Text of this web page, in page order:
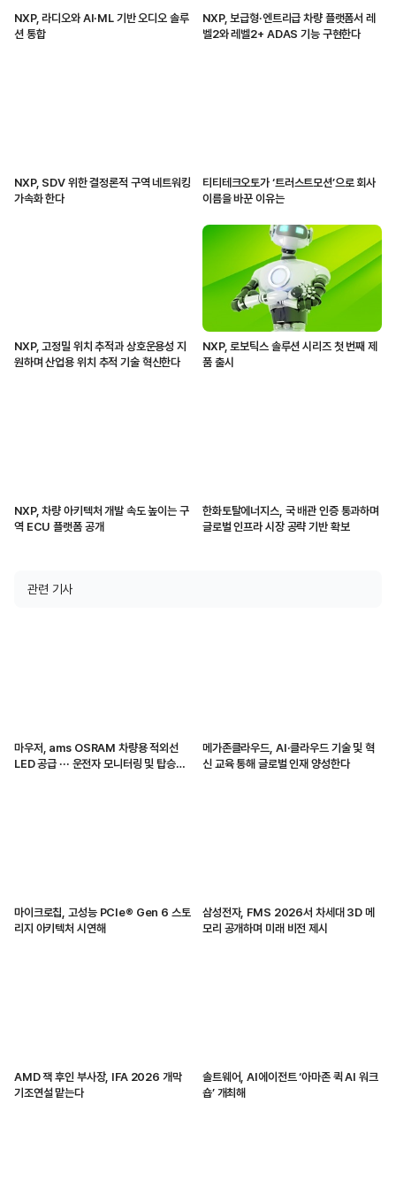
NXP, 라디오와 AI·ML 기반 오디오 솔루
션 통합
NXP, 보급형·엔트리급 차량 플랫폼서 레
벨2와 레벨2+ ADAS 기능 구현한다
NXP, SDV 위한 결정론적 구역 네트워킹
가속화 한다
티티테크오토가 ‘트러스트모션’으로 회사
이름을 바꾼 이유는
NXP, 고정밀 위치 추적과 상호운용성 지
원하며 산업용 위치 추적 기술 혁신한다
NXP, 로보틱스 솔루션 시리즈 첫 번째 제
품 출시
NXP, 차량 아키텍처 개발 속도 높이는 구
역 ECU 플랫폼 공개
한화토탈에너지스, 국 배관 인증 통과하며
글로벌 인프라 시장 공략 기반 확보
관련 기사
마우저, ams OSRAM 차량용 적외선
LED 공급 ··· 운전자 모니터링 및 탑승자
메가존클라우드, AI·클라우드 기술 및 혁
신 교육 통해 글로벌 인재 양성한다
마이크로칩, 고성능 PCIe® Gen 6 스토
리지 아키텍처 시연해
삼성전자, FMS 2026서 차세대 3D 메
모리 공개하며 미래 비전 제시
AMD 잭 후인 부사장, IFA 2026 개막
기조연설 맡는다
솔트웨어, AI에이전트 ‘아마존 퀵 AI 워크
숍’ 개최해